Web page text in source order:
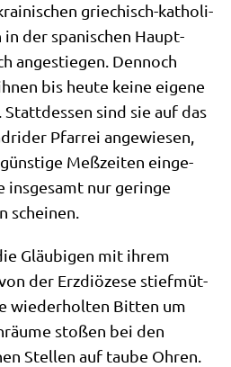
grie­chisch-katho­li­
in der spa­ni­schen Haupt­
ange­stie­gen. Den­noch
bis heu­te kei­ne eige­ne
sind sie auf das
Pfar­rei ange­wie­sen,
Meß­zei­ten ein­ge­
ins­ge­samt nur gerin­ge
scheinen.
Gläu­bi­gen mit ihrem
der Erz­diö­ze­se stief­müt­
wie­der­hol­ten Bit­ten um
sto­ßen bei den
Stel­len auf tau­be Ohren.